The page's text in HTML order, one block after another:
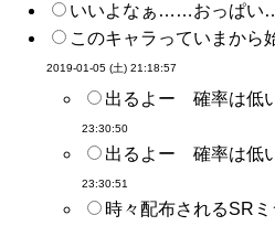
いいよなぁ……おっぱ
このキャラっていまから
2019-01-05 (土) 21:18:57
出るよー 確率は低
23:30:50
出るよー 確率は低
23:30:51
時々配布されるSRミ